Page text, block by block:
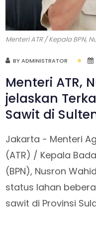
Menteri ATR / Kepala BPN,
BY ADMINISTRATOR
Menteri ATR,
jelaskan
Sawit di
Jakarta - Menteri
(ATR) / Kepala
(BPN), Nusron
status lahan
sawit di Provinsi